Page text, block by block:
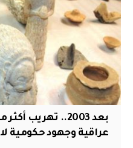
عراقية وجهود حكومية